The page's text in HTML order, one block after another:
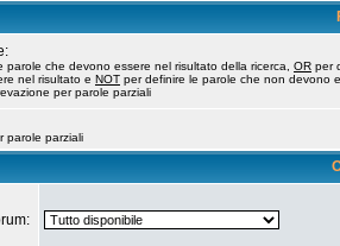
parole che devono essere nel risultato della ricerca, OR per
nel risultato e NOT per definire le parole che non devono
per parole parziali
parole parziali